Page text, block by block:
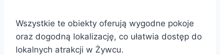
Wszystkie te obiekty oferują wygodne pokoje
oraz dogodną lokalizację, co ułatwia dostęp do
lokalnych atrakcji w Żywcu.